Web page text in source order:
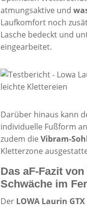
atmungsaktive und
Laufkomfort noch
Lasche bedeckt und
eingearbeitet.
Darüber hinaus kann
individuelle Fußform
zudem dieVibram-
Kletterzone
Das aF-Fazit
Schwäche im
Der LOWA Laurin GTX